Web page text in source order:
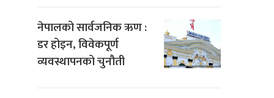
नेपालको सार्वजनिक ऋण :
डर होइन, विवेकपूर्ण
व्यवस्थापनको चुनौती